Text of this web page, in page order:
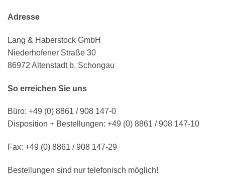
Adresse
Lang & Haberstock GmbH
Niederhofener Straße 30
86972 Altenstadt b. Schongau
So erreichen Sie uns
Büro: +49 (0) 8861 / 908 147-0
Disposition + Bestellungen: +49 (0) 8861 / 908 147-10
Fax: +49 (0) 8861 / 908 147-29
Bestellungen sind nur telefonisch möglich!